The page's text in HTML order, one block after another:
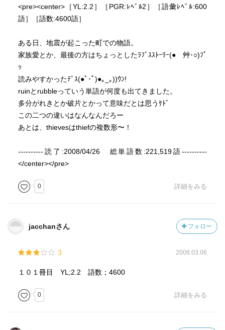
<pre><center>［YL:2.2］［PGR:ﾚﾍﾞﾙ2］［語彙ﾚﾍﾞﾙ:600
語］［語数:4600語］
ある日、地震が起こった町での物語。
家族愛とか、最後の方はちょっとしたﾗﾌﾞｽｽﾄｰﾘｰ(●ゝ艸･○)ﾌﾟ
ｯ
読みやすかったﾃﾞｽ(●ﾟ･ﾟ)●｡_｡))ｳﾝ!
ruinとrubbleっていう単語が何度も出てきました。
多分がれきとか破片とかって意味だとは思うｹﾄﾞ
この二つの違いはなんなんだろー
あとは、thievesはthiefの複数形〜！
----------読了:2008/04/26 総単語数:221,519語----------
</center></pre>
0 詳細をみる
jacchanさん フォロー
3 2008.03.06
１０１冊目 YL;2.2 語数；4600
0 詳細をみる